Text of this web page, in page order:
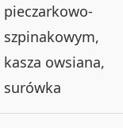
pieczarkowo-
szpinakowym,
kasza owsiana,
surówka